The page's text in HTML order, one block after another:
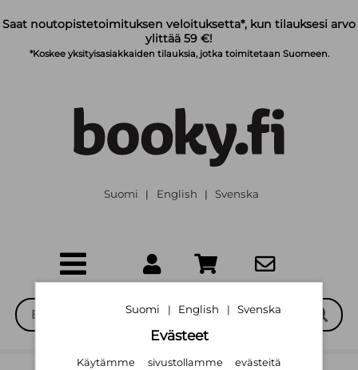
Saat noutopistetoimituksen veloituksetta*, kun tilauksesi arvo
ylittää 59 €!
*Koskee yksityisasiakkaiden tilauksia, jotka toimitetaan Suomeen.
Suomi | English | Svenska
Suomi | English | Svenska
Evästeet
Käytämme sivustollamme evästeitä